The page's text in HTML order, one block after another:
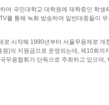
여 국민대학교 대학원에 재학중인 학생
를 통해 녹화 방송하여 일반대중들이
시작해 1990년부터 서울무용제로 개
)의 지원금으로 운영되는데, 제10회까
무용협회가 단독으로 주최하고 있으며,